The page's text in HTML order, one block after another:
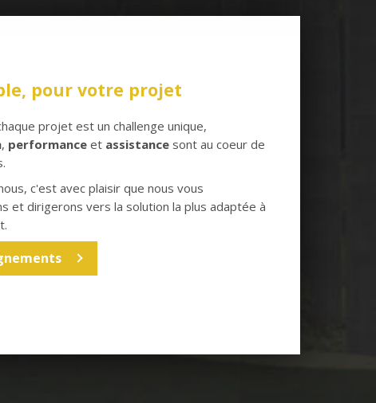
pour votre projet
projet est un challenge unique,
, performanceet assistancesont au coeur de
c'est avec plaisir que nous vous
et dirigerons vers la solution la plus adaptée à